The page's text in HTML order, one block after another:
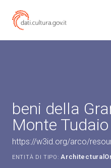
beni della
Monte
https://w3id.org/arco/
ENTITÀ DI TIPO: